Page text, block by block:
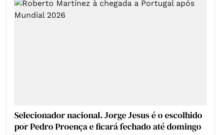
Selecionador nacional. Jorge Jesus é o escolhido
por Pedro Proença e ficará fechado até domingo